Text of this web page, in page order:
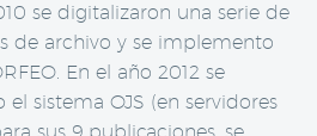
se digitalizaron una serie de
de archivo y se implemento
En el año 2012 se
sistema OJS (en servidores